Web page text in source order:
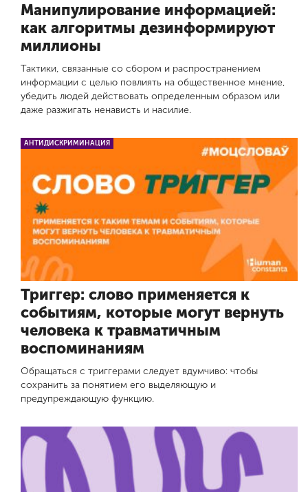
Манипулирование информацией:
как алгоритмы дезинформируют
миллионы
Тактики, связанные со сбором и распространением
информации с целью повлиять на общественное мнение,
убедить людей действовать определенным образом или
даже разжигать ненависть и насилие.
АНТИДИСКРИМИНАЦИЯ
Триггер: слово применяется к
событиям, которые могут вернуть
человека к травматичным
воспоминаниям
Обращаться с триггерами следует вдумчиво: чтобы
сохранить за понятием его выделяющую и
предупреждающую функцию.